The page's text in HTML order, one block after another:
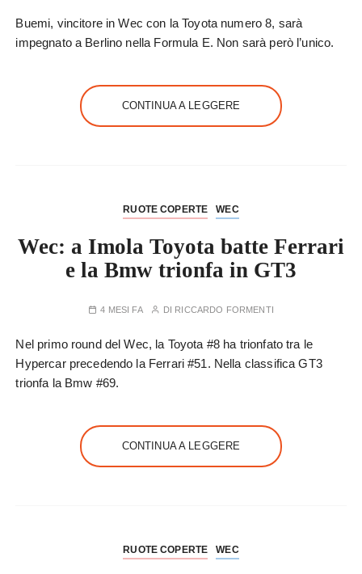
Buemi, vincitore in Wec con la Toyota numero 8, sarà
impegnato a Berlino nella Formula E. Non sarà però l’unico.
CONTINUA A LEGGERE
RUOTE COPERTE WEC
Wec: a Imola Toyota batte Ferrari
e la Bmw trionfa in GT3
4 MESI FA DI RICCARDO FORMENTI
Nel primo round del Wec, la Toyota #8 ha trionfato tra le
Hypercar precedendo la Ferrari #51. Nella classifica GT3
trionfa la Bmw #69.
CONTINUA A LEGGERE
RUOTE COPERTE WEC